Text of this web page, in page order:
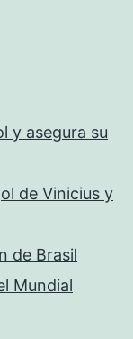
y asegura su
de Vinicius y
de Brasil
Mundial